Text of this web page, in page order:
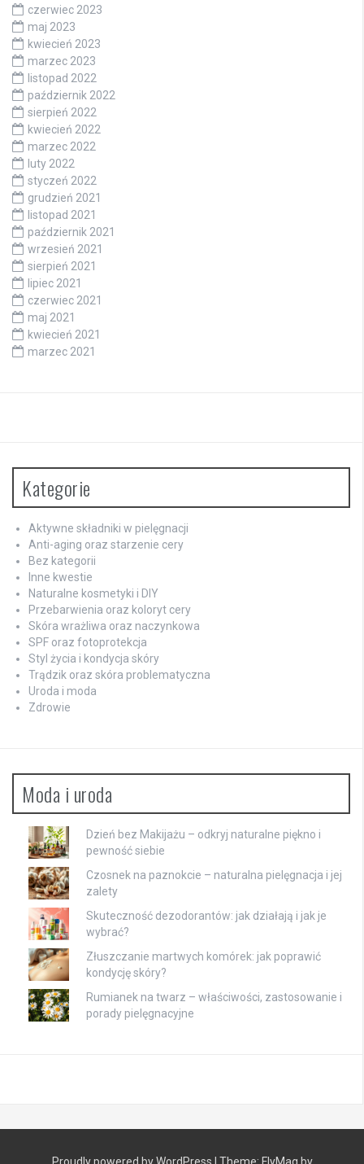
czerwiec 2023
maj 2023
kwiecień 2023
marzec 2023
listopad 2022
październik 2022
sierpień 2022
kwiecień 2022
marzec 2022
luty 2022
styczeń 2022
grudzień 2021
listopad 2021
październik 2021
wrzesień 2021
sierpień 2021
lipiec 2021
czerwiec 2021
maj 2021
kwiecień 2021
marzec 2021
Kategorie
Aktywne składniki w pielęgnacji
Anti-aging oraz starzenie cery
Bez kategorii
Inne kwestie
Naturalne kosmetyki i DIY
Przebarwienia oraz koloryt cery
Skóra wrażliwa oraz naczynkowa
SPF oraz fotoprotekcja
Styl życia i kondycja skóry
Trądzik oraz skóra problematyczna
Uroda i moda
Zdrowie
Moda i uroda
Dzień bez Makijażu – odkryj naturalne piękno i
pewność siebie
Czosnek na paznokcie – naturalna pielęgnacja i jej
zalety
Skuteczność dezodorantów: jak działają i jak je
wybrać?
Złuszczanie martwych komórek: jak poprawić
kondycję skóry?
Rumianek na twarz – właściwości, zastosowanie i
porady pielęgnacyjne
Proudly powered by WordPress Theme: FlyMag by